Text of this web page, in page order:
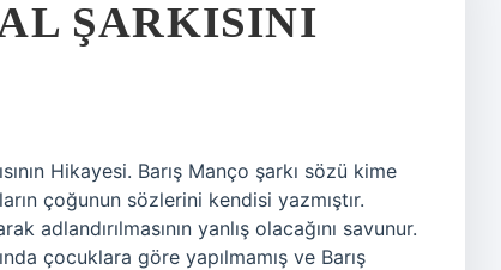
ŞARKISINI
Hikayesi. Barış Manço şarkı sözü kime
çoğunun sözlerini kendisi yazmıştır.
adlandırılmasının yanlış olacağını savunur.
çocuklara göre yapılmamış ve Barış